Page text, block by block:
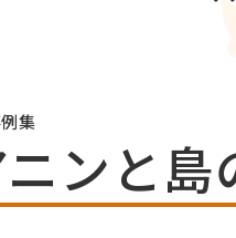
集
ンと島